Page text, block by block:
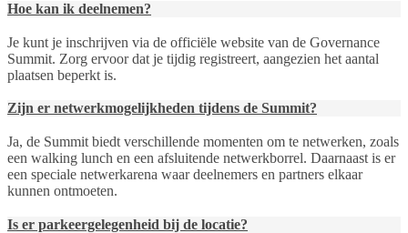
Hoe kan ik deelnemen?
Je kunt je inschrijven via de officiële website van de Governance
Summit. Zorg ervoor dat je tijdig registreert, aangezien het aantal
plaatsen beperkt is.
Zijn er netwerkmogelijkheden tijdens de Summit?
Ja, de Summit biedt verschillende momenten om te netwerken, zoals
een walking lunch en een afsluitende netwerkborrel. Daarnaast is er
een speciale netwerkarena waar deelnemers en partners elkaar
kunnen ontmoeten.
Is er parkeergelegenheid bij de locatie?